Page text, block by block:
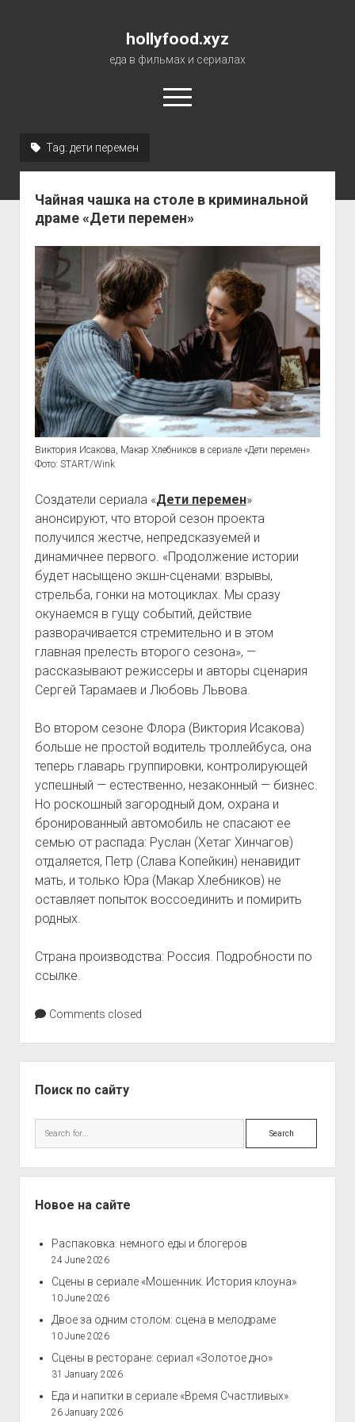
hollyfood.xyz
еда в фильмах и сериалах
open
menu
Tag: дети перемен
Чайная чашка на столе в криминальной
драме «Дети перемен»
Виктория Исакова, Макар Хлебников в сериале «Дети перемен».
Фото: START/Wink
Создатели сериала «Дети перемен»
анонсируют, что второй сезон проекта
получился жестче, непредсказуемей и
динамичнее первого. «Продолжение истории
будет насыщено экшн-сценами: взрывы,
стрельба, гонки на мотоциклах. Мы сразу
окунаемся в гущу событий, действие
разворачивается стремительно и в этом
главная прелесть второго сезона», —
рассказывают режиссеры и авторы сценария
Сергей Тарамаев и Любовь Львова.
Во втором сезоне Флора (Виктория Исакова)
больше не простой водитель троллейбуса, она
теперь главарь группировки, контролирующей
успешный — естественно, незаконный — бизнес.
Но роскошный загородный дом, охрана и
бронированный автомобиль не спасают ее
семью от распада: Руслан (Хетаг Хинчагов)
отдаляется, Петр (Слава Копейкин) ненавидит
мать, и только Юра (Макар Хлебников) не
оставляет попыток воссоединить и помирить
родных.
Страна производства: Россия. Подробности по
ссылке.
Comments closed
Поиск по сайту
Search
Новое на сайте
Распаковка: немного еды и блогеров
24 June 2026
Сцены в сериале «Мошенник. История клоуна»
10 June 2026
Двое за одним столом: сцена в мелодраме
10 June 2026
Сцены в ресторане: сериал «Золотое дно»
31 January 2026
Еда и напитки в сериале «Время Счастливых»
26 January 2026